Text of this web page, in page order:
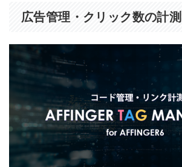
広告管理・クリック数の計測